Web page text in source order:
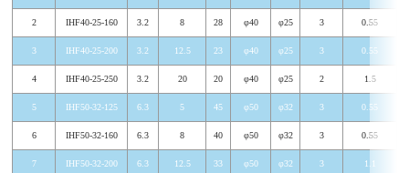
2 IHF40-25-160 3.2 8 28 φ40 φ25 3 0.55
3 IHF40-25-200 3.2 12.5 23 φ40 φ25 3 0.55
4 IHF40-25-250 3.2 20 20 φ40 φ25 2 1.5
5 IHF50-32-125 6.3 5 45 φ50 φ32 3 0.55
6 IHF50-32-160 6.3 8 40 φ50 φ32 3 0.55
7 IHF50-32-200 6.3 12.5 33 φ50 φ32 3 1.1